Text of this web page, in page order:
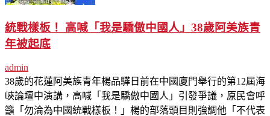
統戰樣板！ 高喊「我是驕傲中國人」38歲阿美族青
年被起底
admin
38歲的花蓮阿美族青年楊品驊日前在中國廈門舉行的第12屆海
峽論壇中演講，高喊「我是驕傲中國人」引發爭議，原民會呼
籲「勿淪為中國統戰樣板！」楊的部落頭目則強調他「不代表